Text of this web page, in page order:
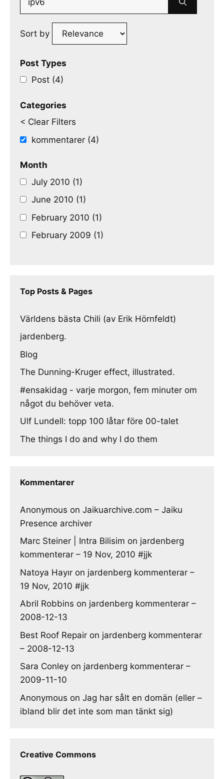
for:
Sort by
Post Types
Post (4)
Categories
< Clear Filters
kommentarer (4)
Month
July 2010 (1)
June 2010 (1)
February 2010 (1)
February 2009 (1)
Top Posts & Pages
Världens bästa Chili (av Erik Hörnfeldt)
jardenberg.
Blog
The Dunning-Kruger effect, illustrated.
#ensakidag - varje morgon, fem minuter om
något du behöver veta.
Ulf Lundell: topp 100 låtar före 00-talet
The things I do and why I do them
Kommentarer
Anonymous on Jaikuarchive.com – Jaiku
Presence archiver
Marc Steiner | Intra Bilisim on jardenberg
kommenterar – 19 Nov, 2010 #jjk
Natoya Hayır on jardenberg kommenterar –
19 Nov, 2010 #jjk
Abril Robbins on jardenberg kommenterar –
2008-12-13
Best Roof Repair on jardenberg kommenterar
– 2008-12-13
Sara Conley on jardenberg kommenterar –
2009-11-10
Anonymous on Jag har sålt en domän (eller –
ibland blir det inte som man tänkt sig)
Creative Commons